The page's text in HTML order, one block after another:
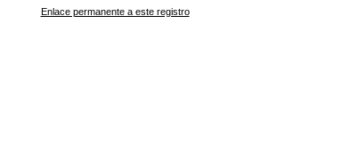
Enlace permanente a este registro